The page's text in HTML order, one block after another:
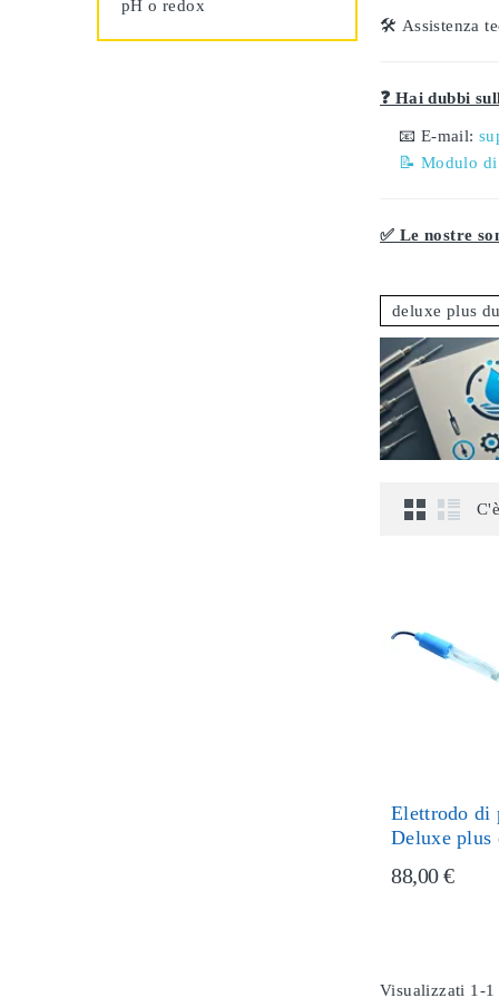
pH o redox
🛠️ Assistenza
❓ Hai dubbi
📧 E-mail:
📝 Modulo
✅ Le nostre
deluxe plus
Elettrodo di
Deluxe plus
88,00 €
Visualizzati 1-